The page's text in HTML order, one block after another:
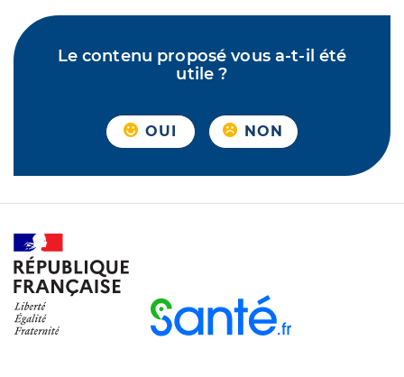
Le contenu proposé vous a-t-il été
utile ?
OUI NON